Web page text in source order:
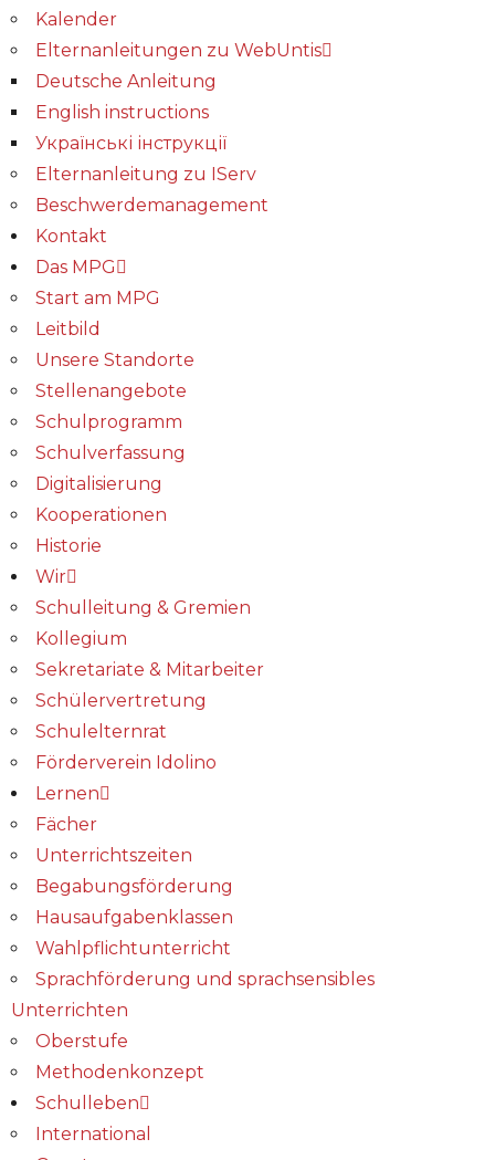
Kalender
Elternanleitungen zu WebUntis
Deutsche Anleitung
English instructions
Українські інструкції
Elternanleitung zu IServ
Beschwerdemanagement
Kontakt
Das MPG
Start am MPG
Leitbild
Unsere Standorte
Stellenangebote
Schulprogramm
Schulverfassung
Digitalisierung
Kooperationen
Historie
Wir
Schulleitung & Gremien
Kollegium
Sekretariate & Mitarbeiter
Schülervertretung
Schulelternrat
Förderverein Idolino
Lernen
Fächer
Unterrichtszeiten
Begabungs­förderung
Hausaufgabenklassen
Wahlpflichtunterricht
Sprachförderung und sprachsensibles
Unterrichten
Oberstufe
Methodenkonzept
Schulleben
International